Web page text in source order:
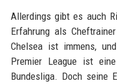
Allerdings gibt es auch
Erfahrung als
Chelsea ist immens,
Premier League ist
Bundesliga. Doch seine